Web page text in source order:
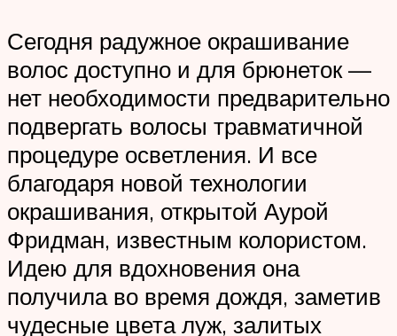
Сегодня радужное окрашивание
волос доступно и для брюнеток —
нет необходимости предварительно
подвергать волосы травматичной
процедуре осветления. И все
благодаря новой технологии
окрашивания, открытой Аурой
Фридман, известным колористом.
Идею для вдохновения она
получила во время дождя, заметив
чудесные цвета луж, залитых